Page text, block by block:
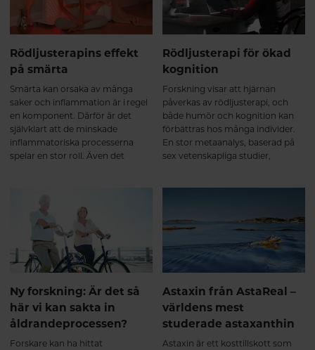
eller komplement till andra
smärtlindrande behandlingar.
Rödljusterapins effekt
på smärta
Smärta kan orsaka av många
saker och inflammation är i regel
en komponent. Därför är det
självklart att de minskade
inflammatoriska processerna
spelar en stor roll. Även det
försvara sig med smärta.
Rödljusterapi har effekt på
kronisk smärta som orsakas av
något annat än en akut skada.
Rödljusterapi för ökad
kognition
Forskning visar att hjärnan
påverkas av rödljusterapi, och
både humör och kognition kan
förbättras hos många individer.
En stor metaanalys, baserad på
sex vetenskapliga studier,
resultaten var intressanta.
Ny forskning: Är det så
här vi kan sakta in
åldrandeprocessen?
Forskare kan ha hittat
Astaxin från AstaReal –
världens mest
studerade astaxanthin
Astaxin är ett kosttillskott som